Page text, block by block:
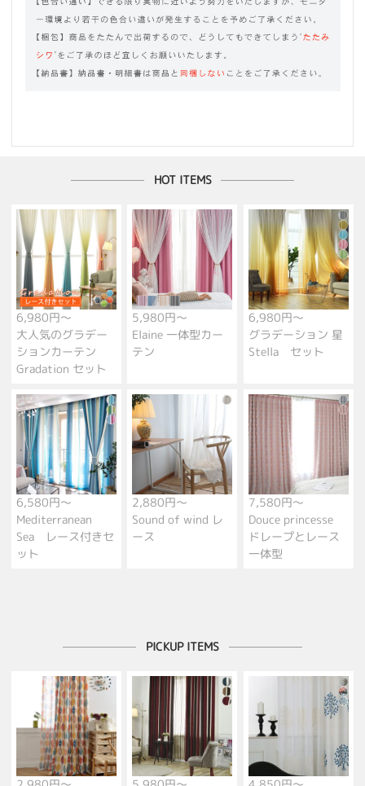
HOT ITEMS
6,980円～
大人気のグラデー
ションカーテン
Gradation セット
5,980円～
Elaine 一体型カー
テン
6,980円～
グラデーション 星
Stella セット
6,580円～
Mediterranean
Sea レース付きセ
ット
2,880円～
Sound of wind レ
ース
7,580円～
Douce princesse
ドレープとレース
一体型
PICKUP ITEMS